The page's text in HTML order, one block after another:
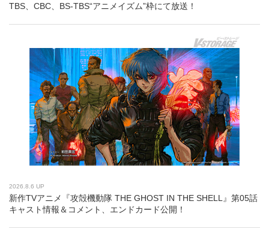
TBS、CBC、BS-TBS“アニメイズム”枠にて放送！
2026.8.6 UP
新作TVアニメ『攻殻機動隊 THE GHOST IN THE SHELL』第05話
キャスト情報＆コメント、エンドカード公開！